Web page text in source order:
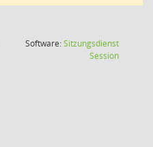
Software:Sitzungsdienst
Session(Wird in